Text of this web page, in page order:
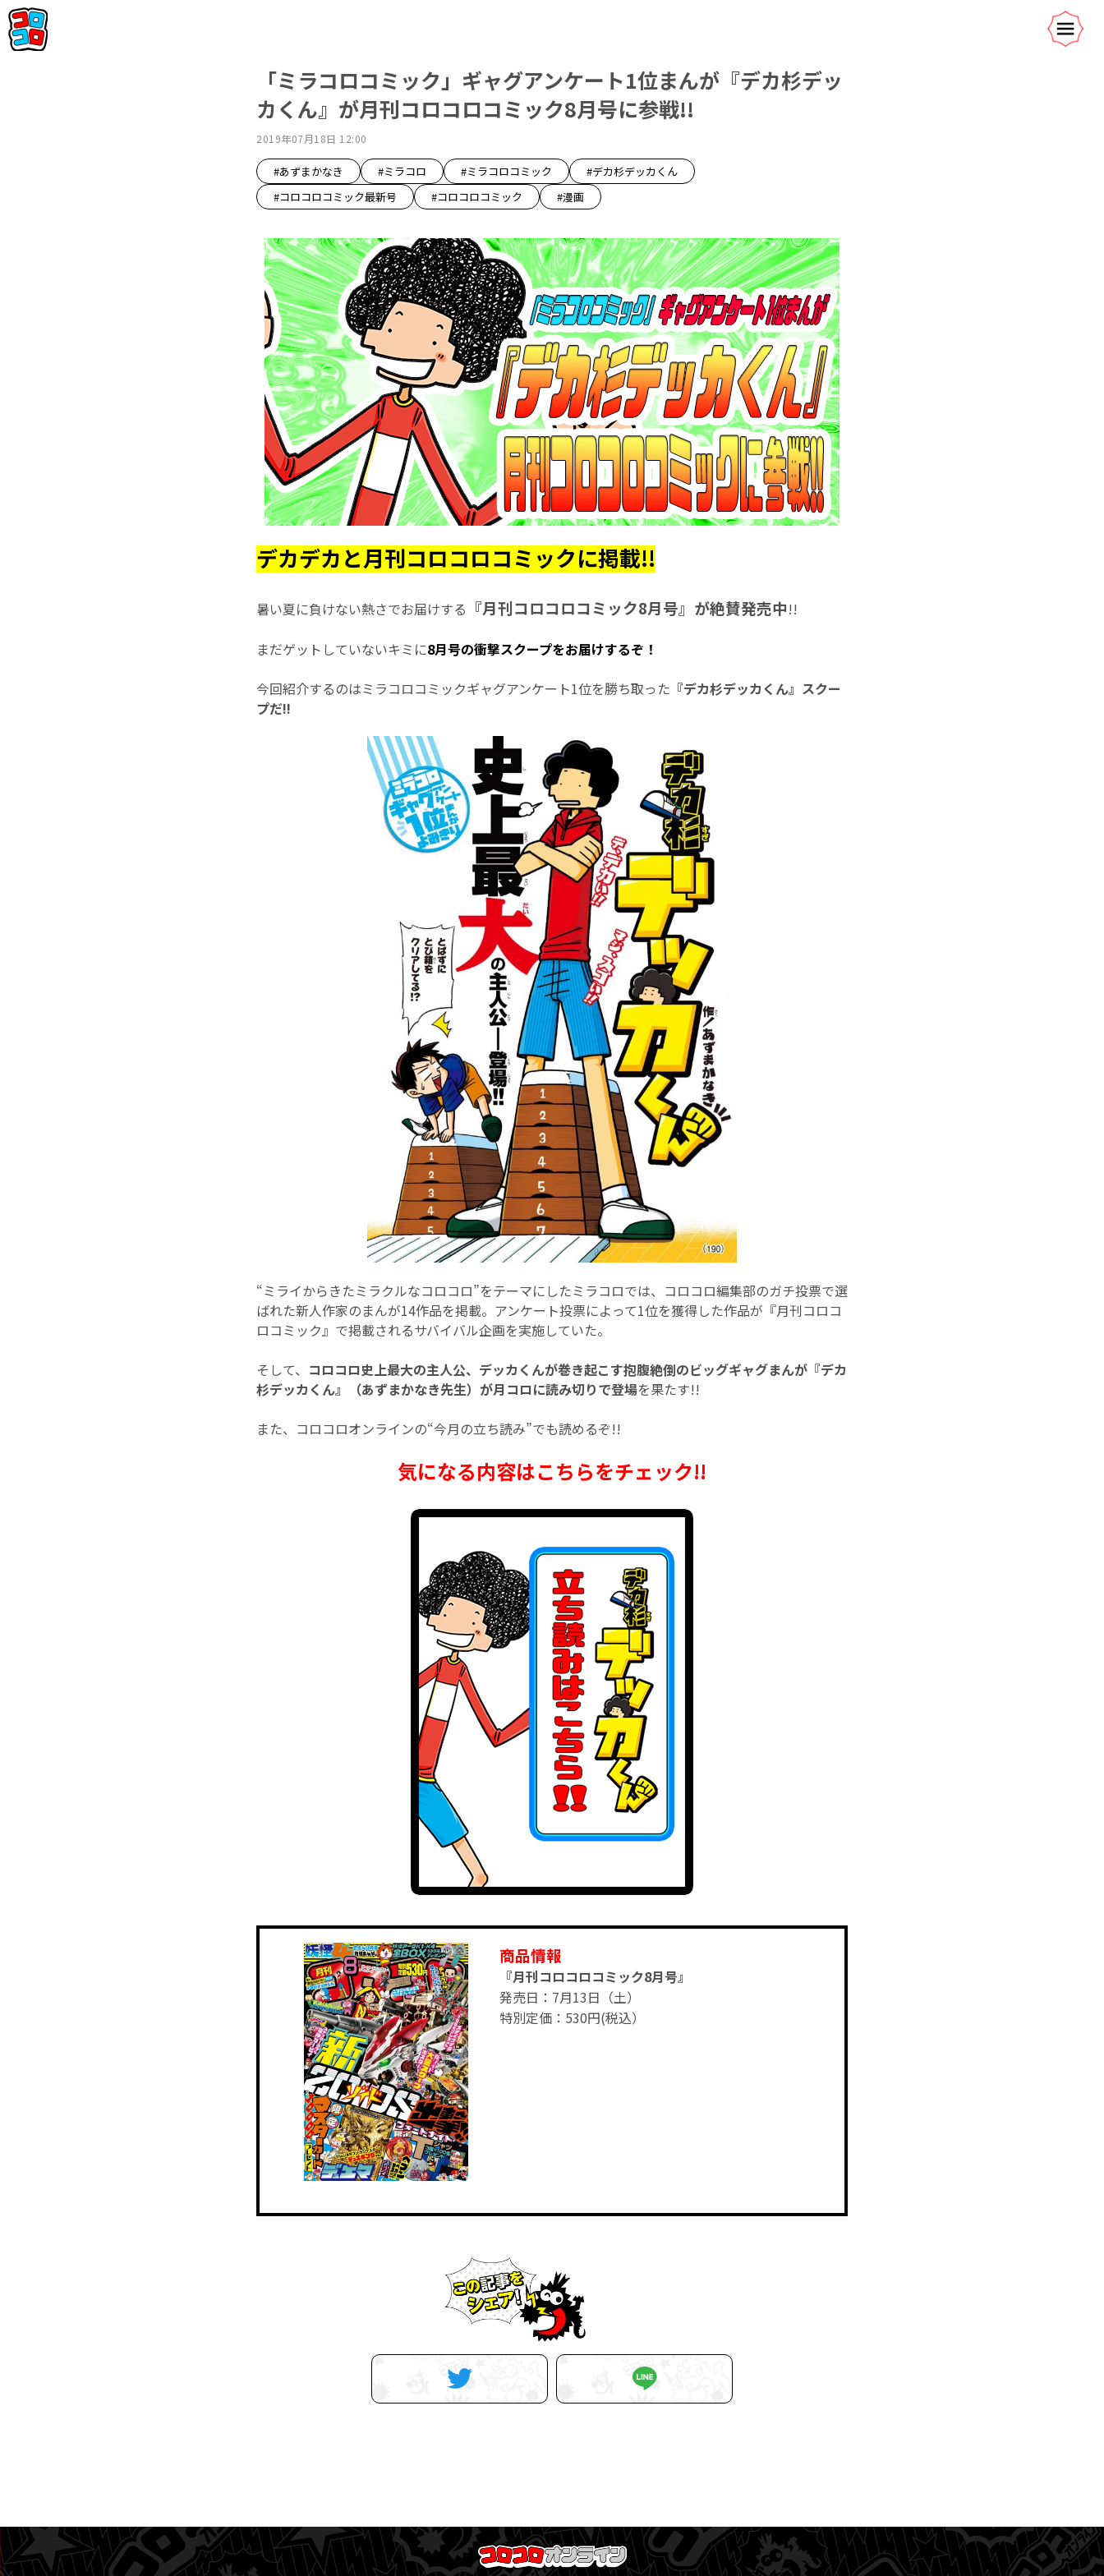
「ミラコロコミック」ギャグアンケート1位まんが『デカ杉デッ
カくん』が月刊コロコロコミック8月号に参戦!!
2019年07月18日 12:00
#あずまかなき #ミラコロ #ミラコロコミック
#デカ杉デッカくん
#コロコロコミック最新号
#コロコロコミック #漫画
デカデカと月刊コロコロコミックに掲載!!
暑い夏に負けない熱さでお届けする 『月刊コロコロコミック8月号』が絶賛発売中!!
まだゲットしていないキミに8月号の衝撃スクープをお届けするぞ！
今回紹介するのはミラコロコミックギャグアンケート1位を勝ち取った 『デカ杉デッカくん』スクー
プだ!!
“ミライからきたミラクルなコロコロ”をテーマにしたミラコロでは、コロコロ編集部のガチ投票で選
ばれた新人作家のまんが14作品を掲載。アンケート投票によって1位を獲得した作品が『月刊コロコ
ロコミック』で掲載されるサバイバル企画を実施していた。
そして、 コロコロ史上最大の主人公、デッカくんが巻き起こす抱腹絶倒のビッグギャグまんが『デカ
杉デッカくん』（あずまかなき先生）が月コロに読み切りで登場を果たす!!
また、コロコロオンラインの“今月の立ち読み”でも読めるぞ!!
気になる内容はこちらをチェック!!
商品情報
『月刊コロコロコミック8月号』
発売日：7月13日（土）
特別定価：530円(税込）